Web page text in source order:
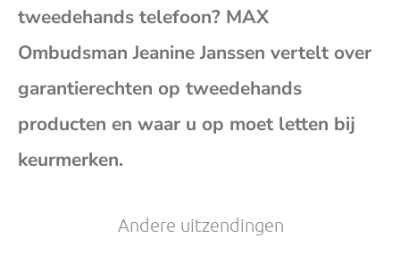
tweedehands telefoon? MAX
Ombudsman Jeanine Janssen vertelt over
garantierechten op tweedehands
producten en waar u op moet letten bij
keurmerken.
Andere uitzendingen